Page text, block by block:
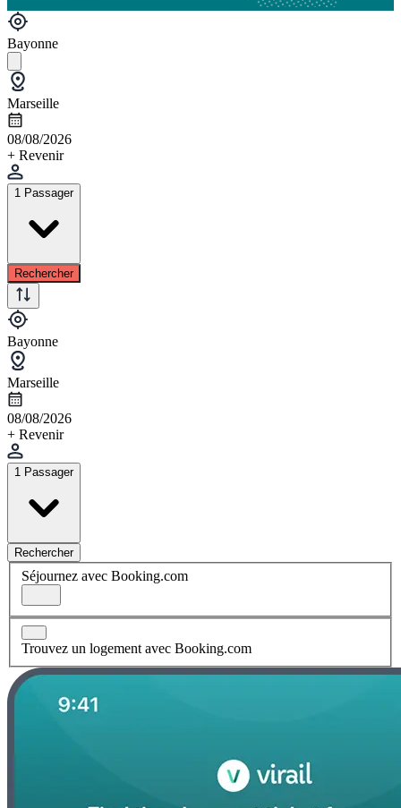
Bayonne
Marseille
08/08/2026
+ Revenir
1 Passager
Rechercher
Bayonne
Marseille
08/08/2026
+ Revenir
1 Passager
Rechercher
Séjournez avec Booking.com
Trouvez un logement avec Booking.com